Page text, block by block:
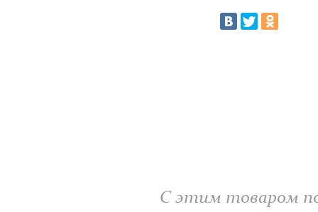
С этим товаром